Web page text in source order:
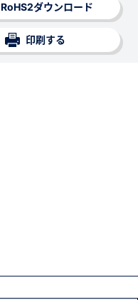
RoHS2ダウンロード
印刷する